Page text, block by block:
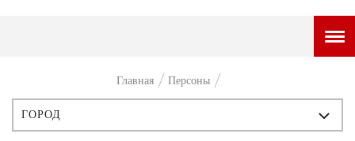
ГОРОДСКОЙ ПОРТАЛ
Главная Персоны
ГОРОД